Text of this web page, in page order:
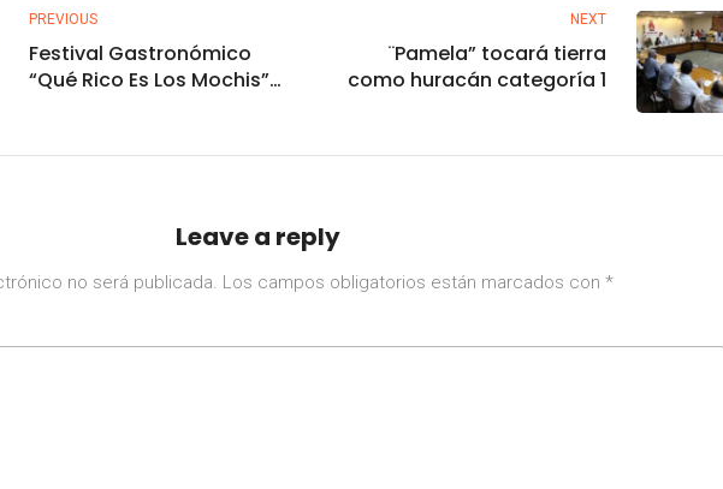
PREVIOUS
Festival Gastronómico
“Qué Rico Es Los Mochis”
Sinaloa
NEXT
¨Pamela” tocará tierra
como huracán categoría 1
Leave a reply
no será publicada. Los campos obligatorios están marcados con *